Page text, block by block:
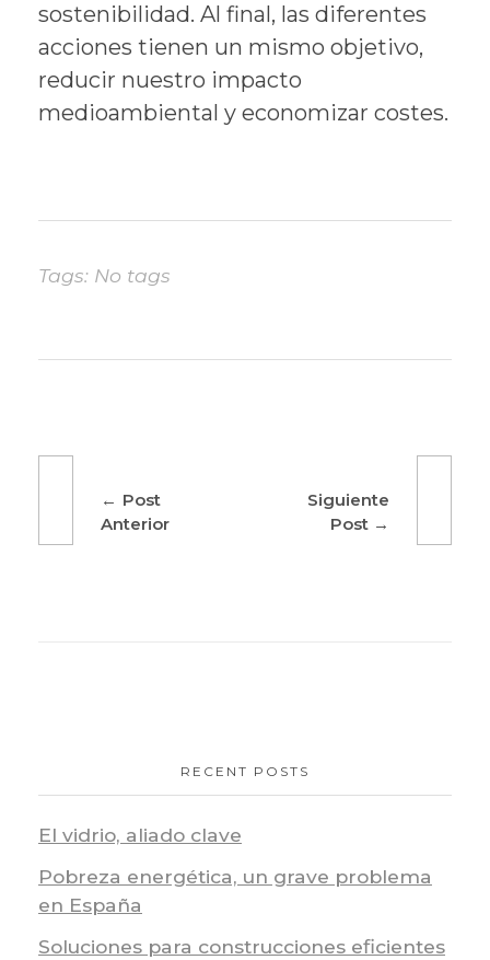
sostenibilidad. Al final, las diferentes
acciones tienen un mismo objetivo,
reducir nuestro impacto
medioambiental y economizar costes.
Tags: No tags
Post
Anterior
Siguiente
Post
RECENT POSTS
El vidrio, aliado clave
Pobreza energética, un grave problema
en España
Soluciones para construcciones eficientes